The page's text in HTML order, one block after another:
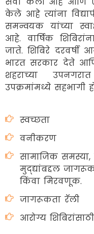
केले आहे त्यांना
समन्वयक यांच्या
आहे. वार्षिक
जाते. शिबिरे दरवर्षी
भारत सरकार देते
शहराच्या
उपक्रमांमध्ये
स्वच्छता
वनीकरण
सामाजिक समस्या,
मुद्द्यांबद्दल
किंवा मिरवणूक.
जागरूकता रॅली
आरोग्य